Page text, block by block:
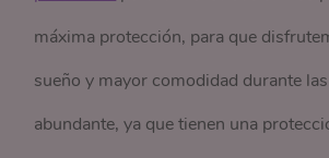
máxima protección, para que
sueño y mayor comodidad durante
abundante, ya que tienen una